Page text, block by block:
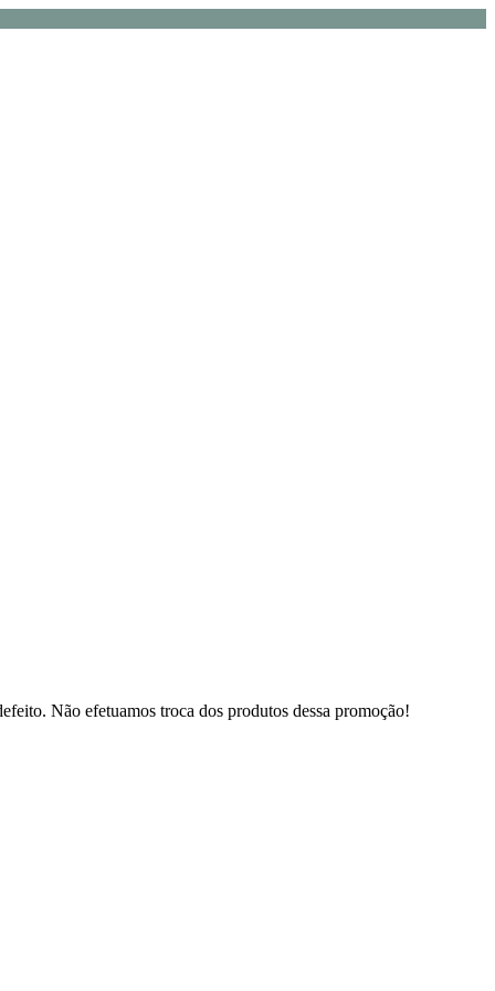
Não efetuamos troca dos produtos dessa promoção!